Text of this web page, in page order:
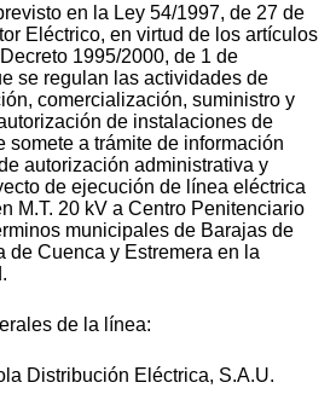
en la Ley 54/1997, de 27 de
Eléctrico, en virtud de los artículos
1995/2000, de 1 de
se regulan las actividades de
comercialización, suministro y
de instalaciones de
somete a trámite de información
autorización administrativa y
de ejecución de línea eléctrica
M.T. 20 kV a Centro Penitenciario
municipales de Barajas de
de Cuenca y Estremera en la
de la línea:
Distribución Eléctrica, S.A.U.